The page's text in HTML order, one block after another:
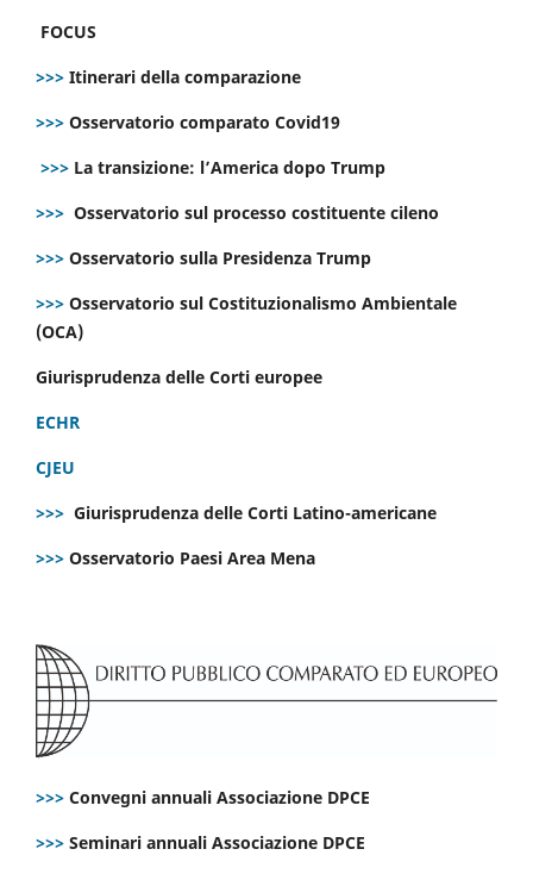
FOCUS
>>> Itinerari della comparazione
>>> Osservatorio comparato Covid19
>>> La transizione: l’America dopo Trump
>>> Osservatorio sul processo costituente cileno
>>> Osservatorio sulla Presidenza Trump
>>> Osservatorio sul Costituzionalismo Ambientale
(OCA)
Giurisprudenza delle Corti europee
ECHR
CJEU
>>> Giurisprudenza delle Corti Latino-americane
>>> Osservatorio Paesi Area Mena
>>> Convegni annuali Associazione DPCE
>>> Seminari annuali Associazione DPCE